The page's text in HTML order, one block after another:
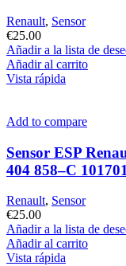
Renault, Sensor
€25.00
Añadir a la lista de
Añadir al carrito
Vista rápida
Add to compare
Sensor ESP
404 858–C
Renault, Sensor
€25.00
Añadir a la lista de
Añadir al carrito
Vista rápida